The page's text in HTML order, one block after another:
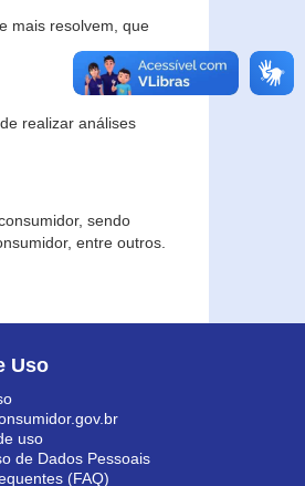
mais resolvem, que
realizar análises
sendo
entre outros.
Uso
uso
de Dados Pessoais
(FAQ)